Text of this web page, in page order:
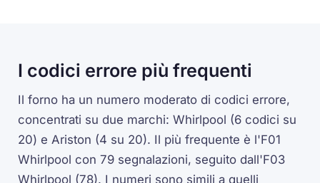
I codici errore più frequenti
Il forno ha un numero moderato di codici errore,
concentrati su due marchi: Whirlpool (6 codici su
20) e Ariston (4 su 20). Il più frequente è l'F01
Whirlpool con 79 segnalazioni, seguito dall'F03
Whirlpool (78). I numeri sono simili a quelli